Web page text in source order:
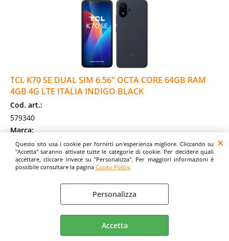
Questo sito usa i cookie per fornirti un'esperienza migliore. Cliccando su
"Accetta" saranno attivate tutte le categorie di cookie. Per decidere quali
accettare, cliccare invece su "Personalizza". Per maggiori informazioni è
possibile consultare la pagina Cooky Policy.
Personalizza
Accetta
TCL K70 SE DUAL SIM 6.56" OCTA CORE 64GB RAM
4GB 4G LTE ITALIA INDIGO BLACK
Cod. art.:
579340
Marca:
TCL
Pollici:
6.56"